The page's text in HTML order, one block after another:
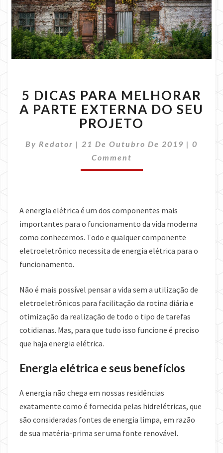
DICAS
PARA
MELHORAR
A
EXTERNA
DO
SEU
5 DICAS PARA MELHORAR
A PARTE EXTERNA DO SEU
PROJETO
By Redator | 21 De Outubro De 2019 | 0
Comment
A energia elétrica é um dos componentes mais
importantes para o funcionamento da vida moderna
como conhecemos. Todo e qualquer componente
eletroeletrônico necessita de energia elétrica para o
funcionamento.
Não é mais possível pensar a vida sem a utilização de
eletroeletrônicos para facilitação da rotina diária e
otimização da realização de todo o tipo de tarefas
cotidianas. Mas, para que tudo isso funcione é preciso
que haja energia elétrica.
Energia elétrica e seus benefícios
A energia não chega em nossas residências
exatamente como é fornecida pelas hidrelétricas, que
são consideradas fontes de energia limpa, em razão
de sua matéria-prima ser uma fonte renovável.